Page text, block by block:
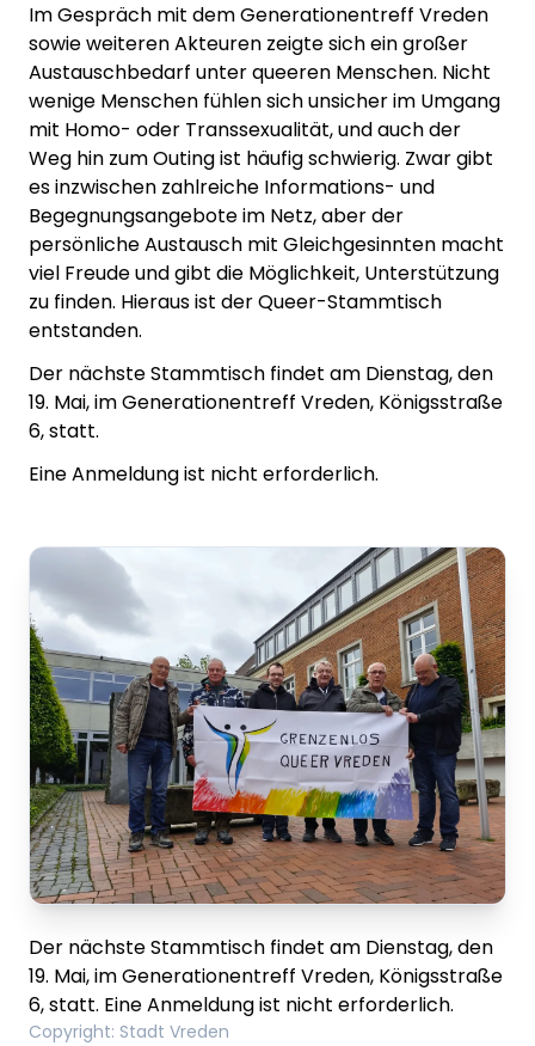
Im Gespräch mit dem Generationentreff Vreden
sowie weiteren Akteuren zeigte sich ein großer
Austauschbedarf unter queeren Menschen. Nicht
wenige Menschen fühlen sich unsicher im Umgang
mit Homo- oder Transsexualität, und auch der
Weg hin zum Outing ist häufig schwierig. Zwar gibt
es inzwischen zahlreiche Informations- und
Begegnungsangebote im Netz, aber der
persönliche Austausch mit Gleichgesinnten macht
viel Freude und gibt die Möglichkeit, Unterstützung
zu finden. Hieraus ist der Queer-Stammtisch
entstanden.
Der nächste Stammtisch findet am Dienstag, den
19. Mai, im Generationentreff Vreden, Königsstraße
6, statt.
Eine Anmeldung ist nicht erforderlich.
Der nächste Stammtisch findet am Dienstag, den
19. Mai, im Generationentreff Vreden, Königsstraße
6, statt. Eine Anmeldung ist nicht erforderlich.
Copyright: Stadt Vreden